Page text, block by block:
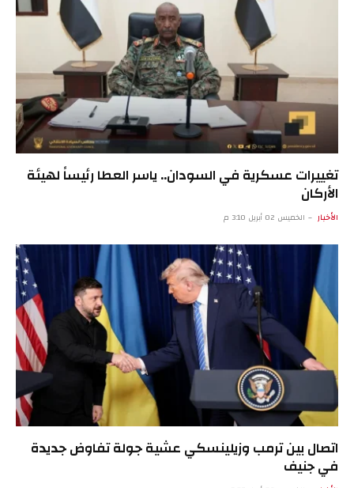
تغييرات عسكرية في السودان.. ياسر العطا رئيساً لهيئة
الأركان
الأخبار الخميس 02 أبريل 3:10 م
اتصال بين ترمب وزيلينسكي عشية جولة تفاوض جديدة
في جنيف